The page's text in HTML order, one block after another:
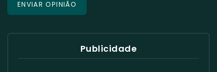
Publicidade